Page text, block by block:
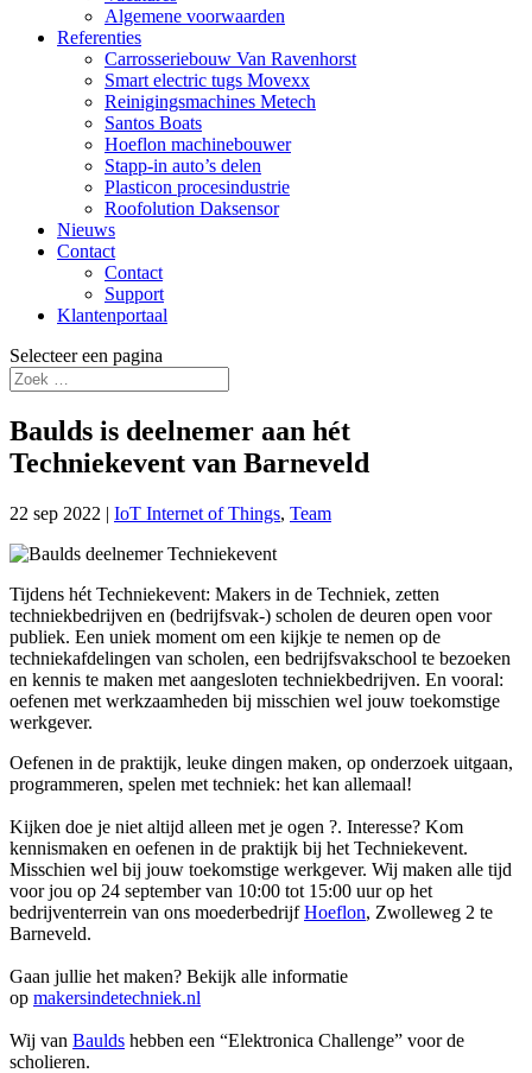
Algemene voorwaarden
Referenties
Carrosseriebouw Van Ravenhorst
Smart electric tugs Movexx
Reinigingsmachines Metech
Santos Boats
Hoeflon machinebouwer
Stapp-in auto’s delen
Plasticon procesindustrie
Roofolution Daksensor
Nieuws
Contact
Contact
Support
Klantenportaal
Selecteer een pagina
Baulds is deelnemer aan hét
Techniekevent van Barneveld
22 sep 2022 | IoT Internet of Things, Team
Tijdens hét Techniekevent: Makers in de Techniek, zetten
techniekbedrijven en (bedrijfsvak-) scholen de deuren open voor
publiek. Een uniek moment om een kijkje te nemen op de
techniekafdelingen van scholen, een bedrijfsvakschool te bezoeken
en kennis te maken met aangesloten techniekbedrijven. En vooral:
oefenen met werkzaamheden bij misschien wel jouw toekomstige
werkgever.
Oefenen in de praktijk, leuke dingen maken, op onderzoek uitgaan,
programmeren, spelen met techniek: het kan allemaal!
Kijken doe je niet altijd alleen met je ogen ?. Interesse? Kom
kennismaken en oefenen in de praktijk bij het Techniekevent.
Misschien wel bij jouw toekomstige werkgever. Wij maken alle tijd
voor jou op 24 september van 10:00 tot 15:00 uur op het
bedrijventerrein van ons moederbedrijfHoeflon, Zwolleweg 2 te
Barneveld.
Gaan jullie het maken? Bekijk alle informatie
op makersindetechniek.nl
Wij van Baulds hebben een “Elektronica Challenge” voor de
scholieren.